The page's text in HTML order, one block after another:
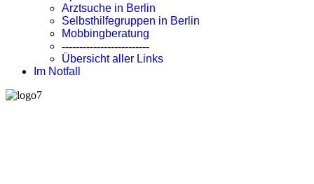
Arztsuche in Berlin
Selbsthilfegruppen in Berlin
Mobbingberatung
-------------------------
Übersicht aller Links
Im Notfall